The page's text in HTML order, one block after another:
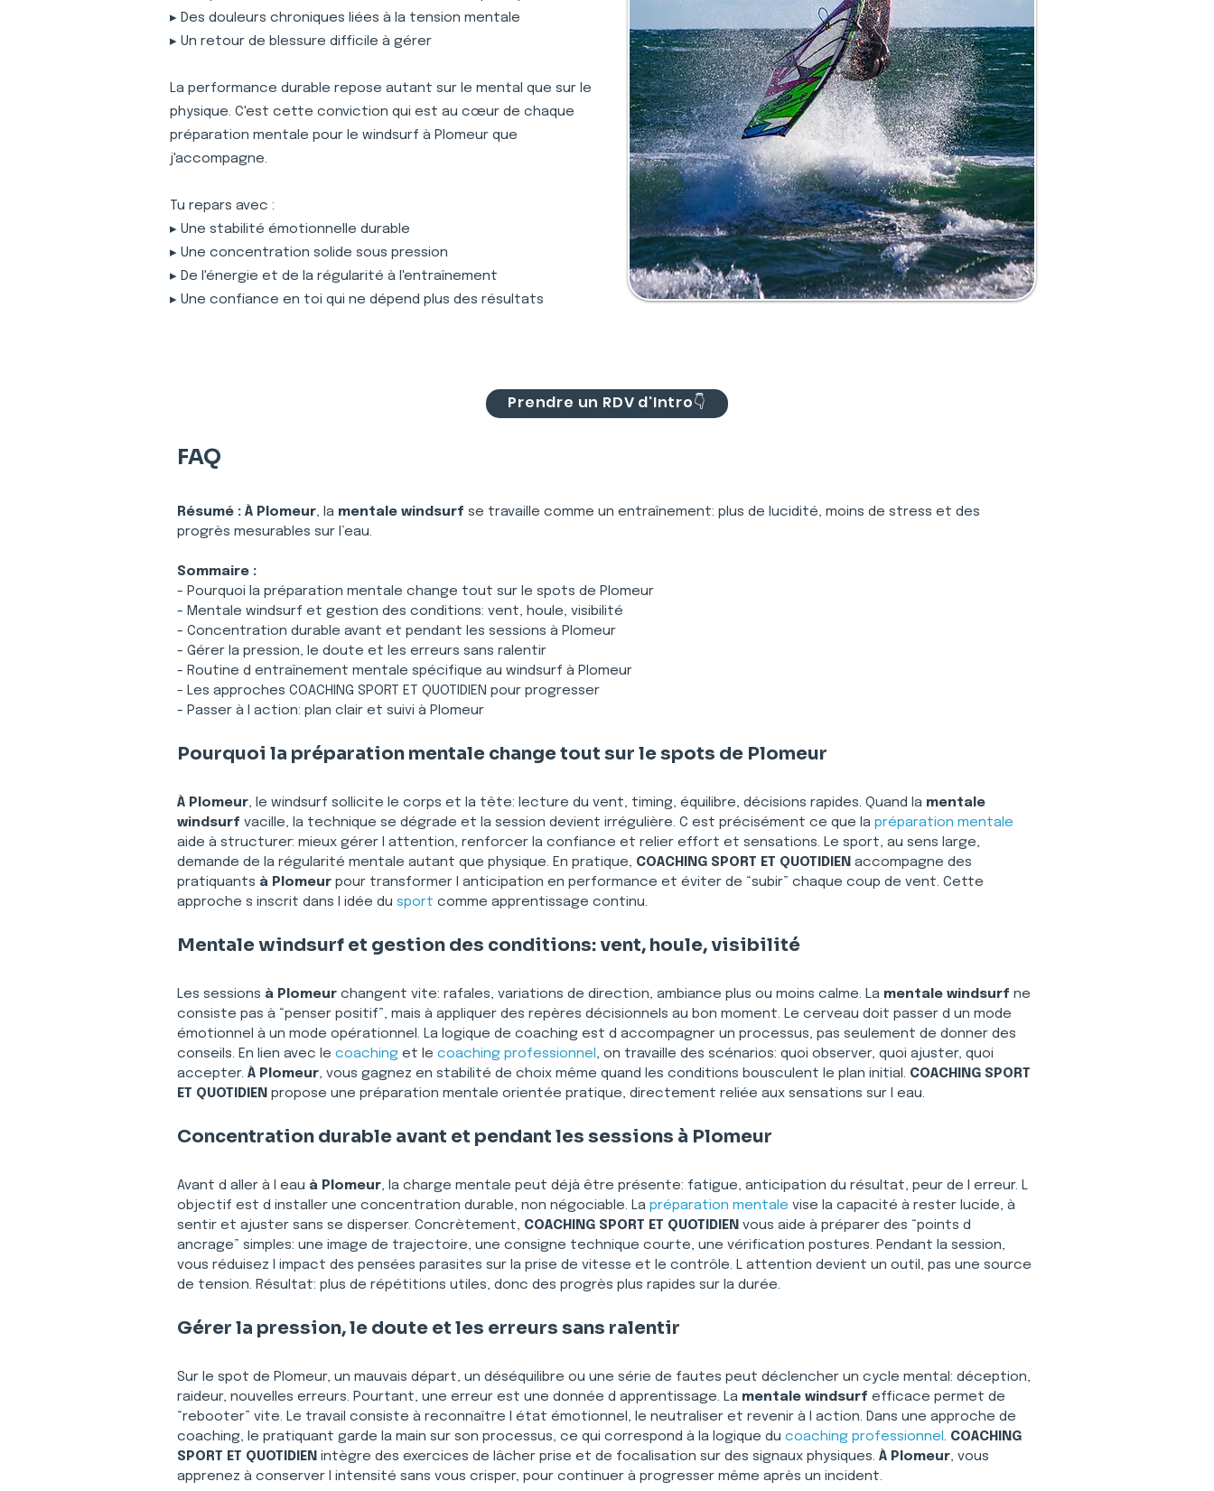
▸ Des douleurs chroniques liées à la tension mentale
▸ Un retour de blessure difficile à gérer
La performance durable repose autant sur le mental que sur le
physique. C'est cette conviction qui est au cœur de chaque
préparation mentale pour le windsurf à Plomeur que
j'accompagne.
Tu repars avec :
▸ Une stabilité émotionnelle durable
▸ Une concentration solide sous pression
▸ De l'énergie et de la régularité à l'entraînement
▸ Une confiance en toi qui ne dépend plus des résultats
Prendre un RDV d'Intro👇
FAQ
Résumé : À Plomeur, la mentale windsurf se travaille comme un entraînement: plus de lucidité, moins de stress et des
progrès mesurables sur l’eau.
Sommaire :
- Pourquoi la préparation mentale change tout sur le spots de Plomeur
- Mentale windsurf et gestion des conditions: vent, houle, visibilité
- Concentration durable avant et pendant les sessions à Plomeur
- Gérer la pression, le doute et les erreurs sans ralentir
- Routine d entraînement mentale spécifique au windsurf à Plomeur
- Les approches COACHING SPORT ET QUOTIDIEN pour progresser
- Passer à l action: plan clair et suivi à Plomeur
Pourquoi la préparation mentale change tout sur le spots de Plomeur
À Plomeur, le windsurf sollicite le corps et la tête: lecture du vent, timing, équilibre, décisions rapides. Quand la mentale
windsurf vacille, la technique se dégrade et la session devient irrégulière. C est précisément ce que la préparation mentale
aide à structurer: mieux gérer l attention, renforcer la confiance et relier effort et sensations. Le sport, au sens large,
demande de la régularité mentale autant que physique. En pratique, COACHING SPORT ET QUOTIDIEN accompagne des
pratiquants à Plomeur pour transformer l anticipation en performance et éviter de “subir” chaque coup de vent. Cette
approche s inscrit dans l idée du sport comme apprentissage continu.
Mentale windsurf et gestion des conditions: vent, houle, visibilité
Les sessions à Plomeur changent vite: rafales, variations de direction, ambiance plus ou moins calme. La mentale windsurf ne
consiste pas à “penser positif”, mais à appliquer des repères décisionnels au bon moment. Le cerveau doit passer d un mode
émotionnel à un mode opérationnel. La logique de coaching est d accompagner un processus, pas seulement de donner des
conseils. En lien avec le coaching et le coaching professionnel , on travaille des scénarios: quoi observer, quoi ajuster, quoi
accepter. À Plomeur, vous gagnez en stabilité de choix même quand les conditions bousculent le plan initial. COACHING SPORT
ET QUOTIDIEN propose une préparation mentale orientée pratique, directement reliée aux sensations sur l eau.
Concentration durable avant et pendant les sessions à Plomeur
Avant d aller à l eau à Plomeur, la charge mentale peut déjà être présente: fatigue, anticipation du résultat, peur de l erreur. L
objectif est d installer une concentration durable, non négociable. La préparation mentale vise la capacité à rester lucide, à
sentir et ajuster sans se disperser. Concrètement, COACHING SPORT ET QUOTIDIEN vous aide à préparer des “points d
ancrage” simples: une image de trajectoire, une consigne technique courte, une vérification postures. Pendant la session,
vous réduisez l impact des pensées parasites sur la prise de vitesse et le contrôle. L attention devient un outil, pas une source
de tension. Résultat: plus de répétitions utiles, donc des progrès plus rapides sur la durée.
Gérer la pression, le doute et les erreurs sans ralentir
Sur le spot de Plomeur, un mauvais départ, un déséquilibre ou une série de fautes peut déclencher un cycle mental: déception,
raideur, nouvelles erreurs. Pourtant, une erreur est une donnée d apprentissage. La mentale windsurf efficace permet de
“rebooter” vite. Le travail consiste à reconnaître l état émotionnel, le neutraliser et revenir à l action. Dans une approche de
coaching, le pratiquant garde la main sur son processus, ce qui correspond à la logique du coaching professionnel . COACHING
SPORT ET QUOTIDIEN intègre des exercices de lâcher prise et de focalisation sur des signaux physiques. À Plomeur, vous
apprenez à conserver l intensité sans vous crisper, pour continuer à progresser même après un incident.